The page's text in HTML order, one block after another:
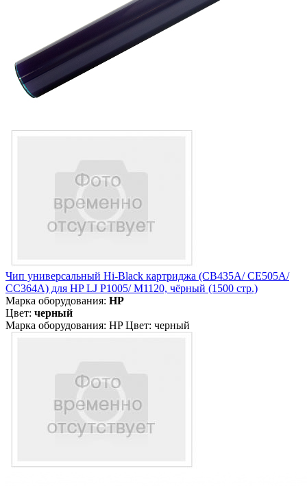
Чип универсальный Hi-Black картриджа (CB435A/ CE505A/
CC364A) для HP LJ P1005/ M1120, чёрный (1500 стр.)
Марка оборудования: HP
Цвет: черный
Марка оборудования: HP Цвет: черный